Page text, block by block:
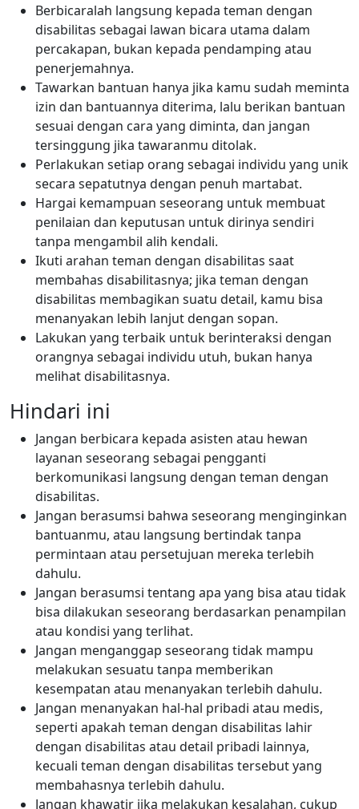
Berbicaralah langsung kepada teman dengan
disabilitas sebagai lawan bicara utama dalam
percakapan, bukan kepada pendamping atau
penerjemahnya.
Tawarkan bantuan hanya jika kamu sudah meminta
izin dan bantuannya diterima, lalu berikan bantuan
sesuai dengan cara yang diminta, dan jangan
tersinggung jika tawaranmu ditolak.
Perlakukan setiap orang sebagai individu yang unik
secara sepatutnya dengan penuh martabat.
Hargai kemampuan seseorang untuk membuat
penilaian dan keputusan untuk dirinya sendiri
tanpa mengambil alih kendali.
Ikuti arahan teman dengan disabilitas saat
membahas disabilitasnya; jika teman dengan
disabilitas membagikan suatu detail, kamu bisa
menanyakan lebih lanjut dengan sopan.
Lakukan yang terbaik untuk berinteraksi dengan
orangnya sebagai individu utuh, bukan hanya
melihat disabilitasnya.
Hindari ini
Jangan berbicara kepada asisten atau hewan
layanan seseorang sebagai pengganti
berkomunikasi langsung dengan teman dengan
disabilitas.
Jangan berasumsi bahwa seseorang menginginkan
bantuanmu, atau langsung bertindak tanpa
permintaan atau persetujuan mereka terlebih
dahulu.
Jangan berasumsi tentang apa yang bisa atau tidak
bisa dilakukan seseorang berdasarkan penampilan
atau kondisi yang terlihat.
Jangan menganggap seseorang tidak mampu
melakukan sesuatu tanpa memberikan
kesempatan atau menanyakan terlebih dahulu.
Jangan menanyakan hal-hal pribadi atau medis,
seperti apakah teman dengan disabilitas lahir
dengan disabilitas atau detail pribadi lainnya,
kecuali teman dengan disabilitas tersebut yang
membahasnya terlebih dahulu.
Jangan khawatir jika melakukan kesalahan, cukup